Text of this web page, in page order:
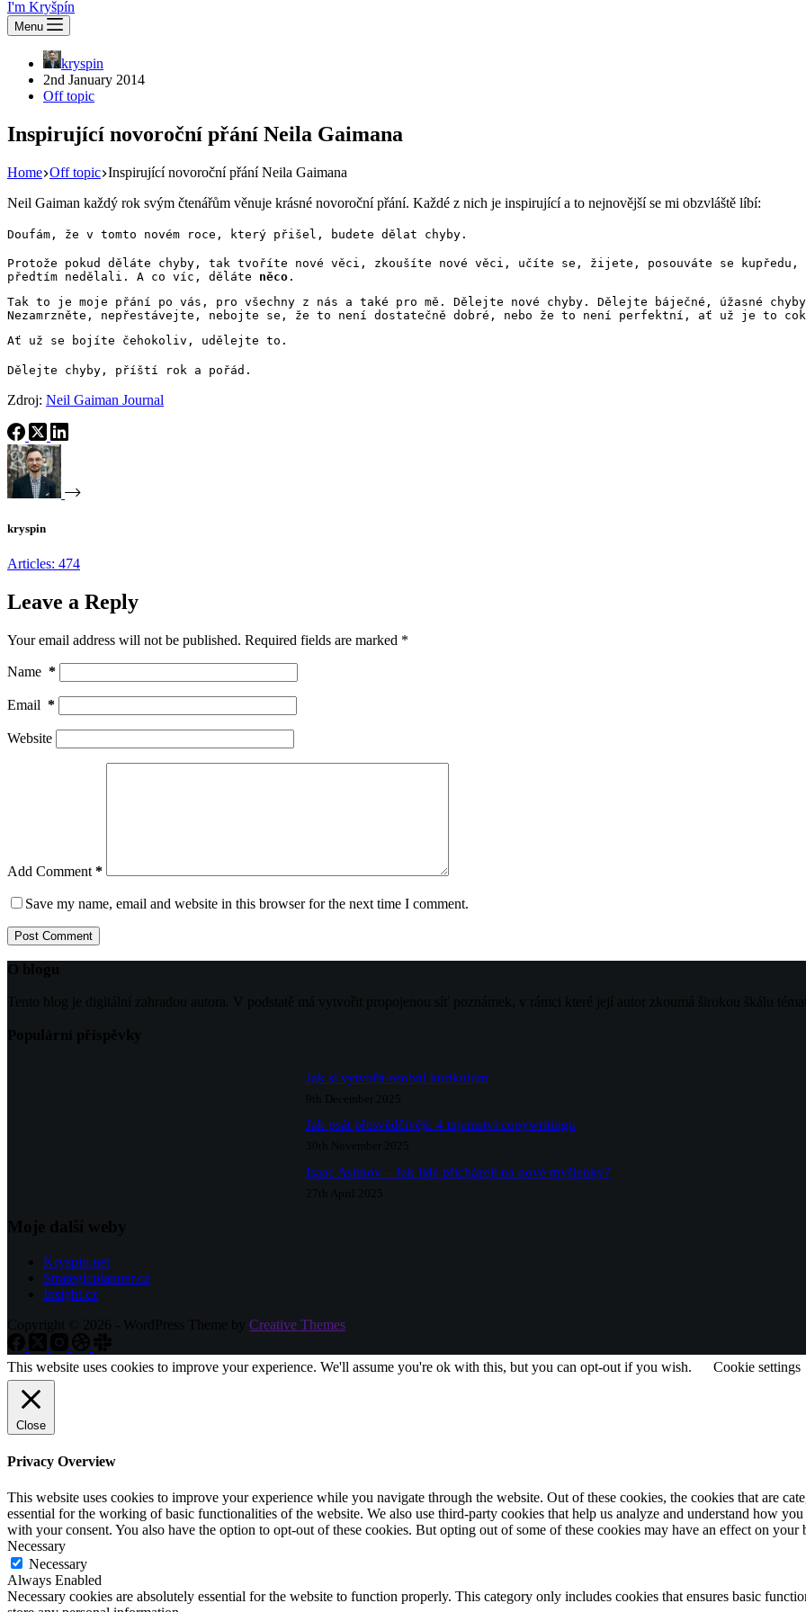
I'm Kryšpín
Menu
kryspin
2nd January 2014
Off topic
Inspirující novoroční přání Neila Gaimana
Home Off topic Inspirující novoroční přání Neila Gaimana
Neil Gaiman každý rok svým čtenářům věnuje krásné novoroční přání. Každé z nich je inspirující a to nejnovější se mi obzvláště líbí:
Doufám, že v tomto novém roce, který přišel, budete dělat chyby.
Protože pokud děláte chyby, tak tvoříte nové věci, zkoušíte nové věci, učíte se, žijete, posouváte se
předtím nedělali. A co víc, děláte něco .
Tak to je moje přání po vás, pro všechny z nás a také pro mě. Dělejte nové chyby. Dělejte báječné, úžasné
Nezamrzněte, nepřestávejte, nebojte se, že to není dostatečně dobré, nebo že to není perfektní, ať už je to
Ať už se bojíte čehokoliv, udělejte to.
Dělejte chyby, příští rok a pořád.
Zdroj: Neil Gaiman Journal
kryspin
Articles: 474
Leave a Reply
Your email address will not be published. Required fields are marked *
Name *
Email *
Website
Add Comment *
Save my name, email and website in this browser for the next time I comment.
Post Comment
O blogu
Tento blog je digitální zahradou autora. V podstatě má vytvořit propojenou síť poznámek, v rámci které její autor zkoumá širokou škálu
Populární příspěvky
Jak si vytvořit osobní kurikulum
9th December 2025
Jak psát přesvědčivěji: 4 tajemství copywritingu
30th November 2025
Isaac Asimov – Jak lidé přicházejí na nové myšlenky?
27th April 2025
Moje další weby
Kryspin.net
Strategicplanner.cz
Insight.cz
Copyright © 2026 - WordPress Theme by Creative Themes
This website uses cookies to improve your experience. We'll assume you're ok with this, but you can opt-out if you wish. Cookie settings
Close
Privacy Overview
This website uses cookies to improve your experience while you navigate through the website. Out of these cookies, the cookies that are
essential for the working of basic functionalities of the website. We also use third-party cookies that help us analyze and understand how
with your consent. You also have the option to opt-out of these cookies. But opting out of some of these cookies may have an effect on your
Necessary
Necessary
Always Enabled
Necessary cookies are absolutely essential for the website to function properly. This category only includes cookies that ensures basic